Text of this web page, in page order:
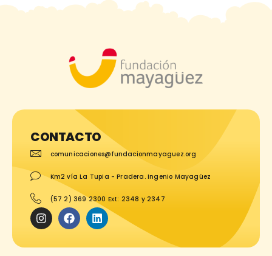
CONTACTO
comunicaciones@fundacionmayaguez.org
Km2 vía La Tupia - Pradera. Ingenio Mayagüez
(57 2) 369 2300 Ext: 2348 y 2347